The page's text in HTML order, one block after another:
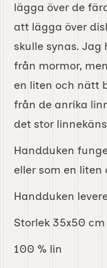
lägga över de
att lägga över
skulle synas.
från mormor,
en liten och nätt
från de anrika
det stor
Handduken
eller som en
Handduken
Storlek 35x50 cm
100 % lin